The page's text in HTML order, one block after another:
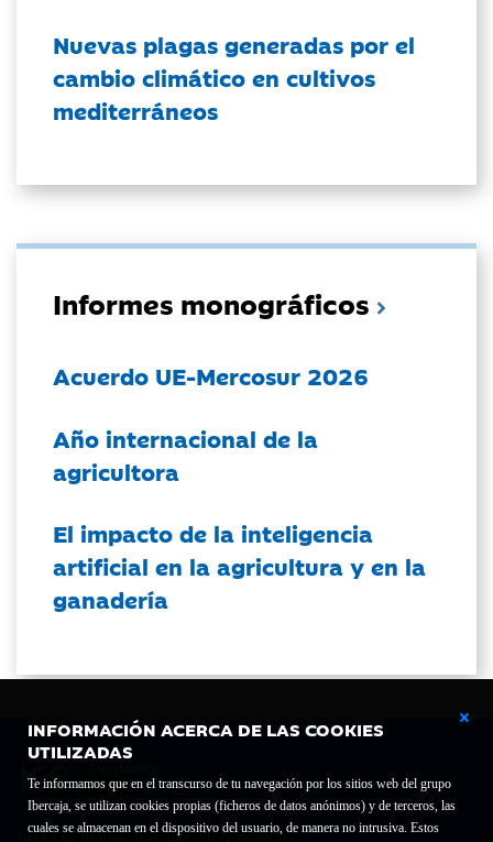
INFORMACIÓN ACERCA DE LAS COOKIES
UTILIZADAS
Te informamos que en el transcurso de tu navegación por los sitios web del grupo
Ibercaja, se utilizan cookies propias (ficheros de datos anónimos) y de terceros, las
cuales se almacenan en el dispositivo del usuario, de manera no intrusiva. Estos
Nuevas plagas generadas por el
cambio climático en cultivos
mediterráneos
Informes monográficos
Acuerdo UE-Mercosur 2026
Año internacional de la
agricultora
El impacto de la inteligencia
artificial en la agricultura y en la
ganadería
Fundación Bancaria Ibercaja C.I.F. G-50000652.